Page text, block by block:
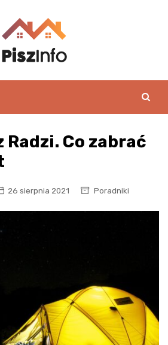
Radzi. Co zabrać
26 sierpnia 2021 Poradniki